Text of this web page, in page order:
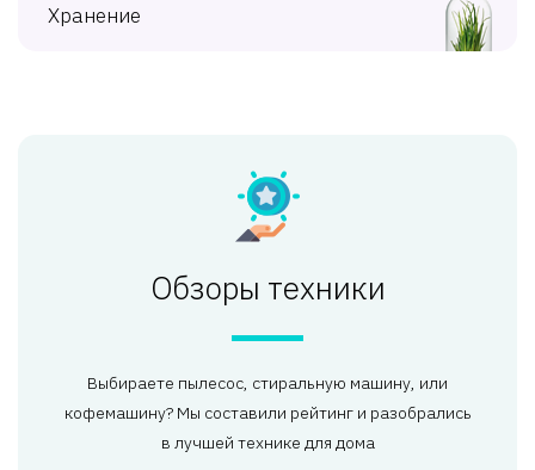
Хранение
Обзоры техники
Выбираете пылесос, стиральную машину, или
кофемашину? Мы составили рейтинг и разобрались
в лучшей технике для дома